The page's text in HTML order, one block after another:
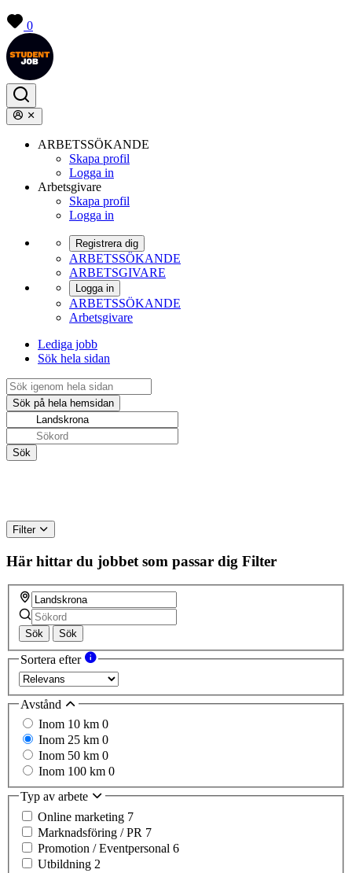
0
ARBETSSÖKANDE
Skapa profil
Logga in
Arbetsgivare
Skapa profil
Logga in
Registrera dig
ARBETSSÖKANDE
ARBETSGIVARE
Logga in
ARBETSSÖKANDE
Arbetsgivare
Lediga jobb
Sök hela sidan
Filter
Här hittar du jobbet som passar dig Filter
Sök Sök
Sortera efter
Avstånd
Inom 10 km 0
Inom 25 km 0
Inom 50 km 0
Inom 100 km 0
Typ av arbete
Online marketing 7
Marknadsföring / PR 7
Promotion / Eventpersonal 6
Utbildning 2